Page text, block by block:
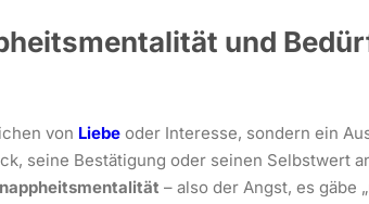
und
von Liebe oder Interesse, sondern ein
seine Bestätigung oder seinen Selbstwert
– also der Angst, es gäbe